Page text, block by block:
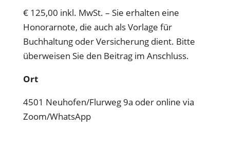
€ 125,00 inkl. MwSt. – Sie erhalten eine
Honorarnote, die auch als Vorlage für
Buchhaltung oder Versicherung dient. Bitte
überweisen Sie den Beitrag im Anschluss.
Ort
4501 Neuhofen/Flurweg 9a oder online via
Zoom/WhatsApp